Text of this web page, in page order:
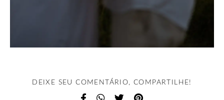
DEIXE SEU COMENTÁRIO, COMPARTILHE!